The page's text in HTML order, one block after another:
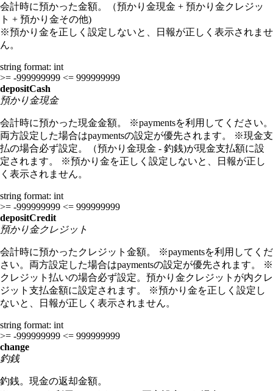
会計時に預かった金額。（預かり金現金 + 預かり金クレジッ
ト + 預かり金その他)
※預かり金を正しく設定しないと、日報が正しく表示されませ
ん。
string format: int
>= -999999999 <= 999999999
depositCash
預かり金現金
会計時に預かった現金金額。 ※paymentsを利用してください。
両方設定した場合はpaymentsの設定が優先されます。 ※現金支
払の場合必ず設定。（預かり金現金 - 釣銭)が現金支払額に設
定されます。 ※預かり金を正しく設定しないと、日報が正し
く表示されません。
string format: int
>= -999999999 <= 999999999
depositCredit
預かり金クレジット
会計時に預かったクレジット金額。 ※paymentsを利用してくだ
さい。両方設定した場合はpaymentsの設定が優先されます。 ※
クレジット払いの場合必ず設定。預かり金クレジットが内クレ
ジット支払金額に設定されます。 ※預かり金を正しく設定し
ないと、日報が正しく表示されません。
string format: int
>= -999999999 <= 999999999
change
釣銭
釣銭。現金の返却金額。